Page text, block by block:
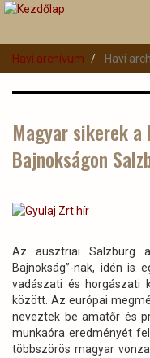
Ugrás
Havi archívum
Havi
Magyar sikerek a
Bajnokságon
Az ausztriai Salzburg
Bajnokság”-nak, idén is
vadászati és horgászati
között. Az európai
neveztek be amatőr és
munkaóra eredményét
többszörös magyar